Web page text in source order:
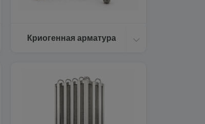
Криогенная арматура